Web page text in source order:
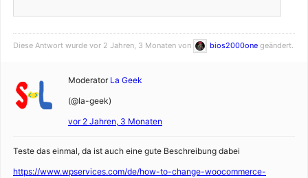
Diese Antwort wurde vor 2 Jahren, 3 Monaten von bios2000one geändert.
Moderator La Geek
(@la-geek)
vor 2 Jahren, 3 Monaten
Teste das einmal, da ist auch eine gute Beschreibung dabei
https://www.wpservices.com/de/how-to-change-woocommerce-